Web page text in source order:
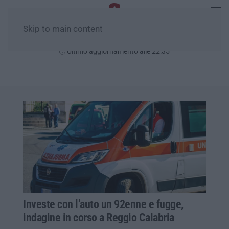
Skip to main content
Ultimo aggiornamento alle 22:35
Investe con l’auto un 92enne e fugge,
indagine in corso a Reggio Calabria